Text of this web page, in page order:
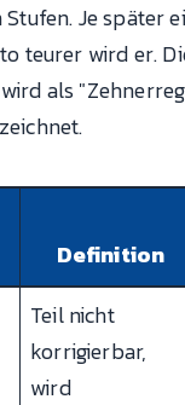
Je später
teurer wird er.
als
Definition
Teil nicht
korrigierbar,
wird